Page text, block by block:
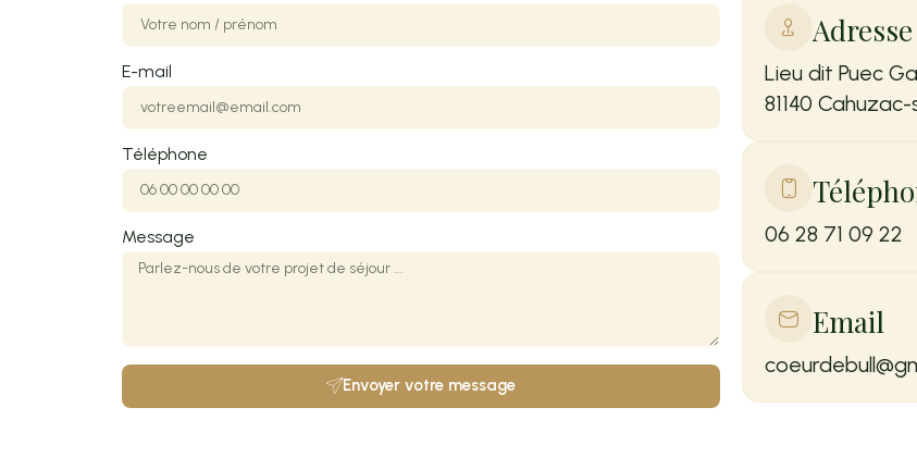
E-mail
Téléphone
Message
Envoyer votre message
Adresse
Lieu dit Puec
81140
06 28 71 09 22
Email